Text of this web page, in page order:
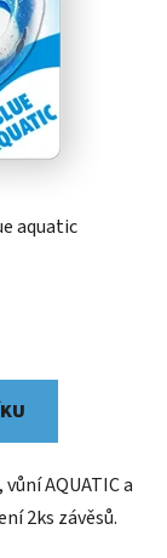
aquatic
AQUATIC a
2ks závěsů.